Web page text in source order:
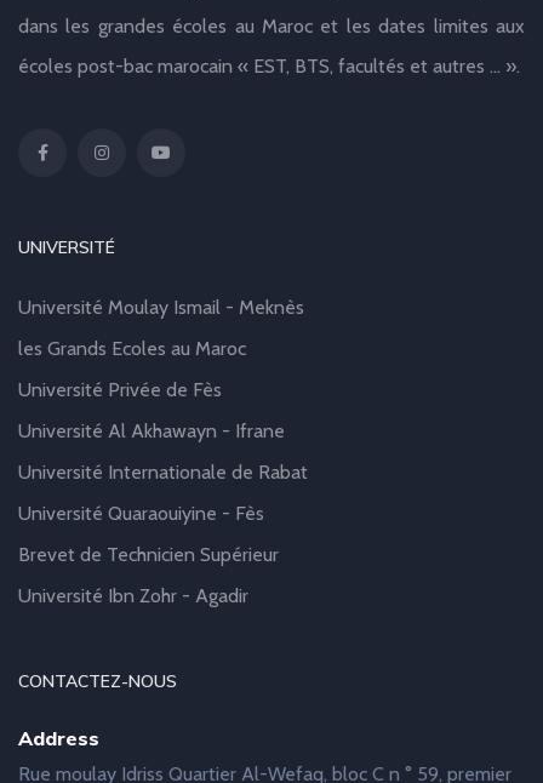
dans les grandes écoles au Maroc et les dates limites aux
écoles post-bac marocain « EST, BTS, facultés et autres … ».
UNIVERSITÉ
Université Moulay Ismail - Meknès
les Grands Ecoles au Maroc
Université Privée de Fès
Université Al Akhawayn - Ifrane
Université Internationale de Rabat
Université Quaraouiyine - Fès
Brevet de Technicien Supérieur
Université Ibn Zohr - Agadir
CONTACTEZ-NOUS
Address
Rue moulay Idriss Quartier Al-Wefaq, bloc C n ° 59, premier